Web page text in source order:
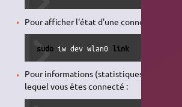
Pour afficher l'état d'une connexion
sudo iw dev wlan0 link
Pour informations (statistiques) sur le
lequel vous êtes connecté :